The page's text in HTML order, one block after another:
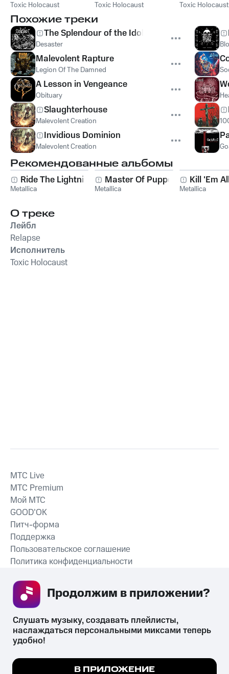
Toxic Holocaust Toxic Holocaust Toxic Holocaust
Похожие треки
The Splendour of the Idols
Desaster
Malevolent Rapture
Legion Of The Damned
A Lesson in Vengeance
Obituary
Slaughterhouse
Malevolent Creation
Invidious Dominion
Malevolent Creation
Рекомендованные альбомы
Ride The Lightning
Metallica
Master Of Puppets
Metallica
Kill 'Em
Metallica
О треке
Лейбл
Relapse
Исполнитель
Toxic Holocaust
СКАЧАТЬ ПРИЛОЖЕНИЕ
MTС Live
MTС Premium
Мой МТС
GOOD’OK
Питч-форма
Поддержка
Пользовательское соглашение
Политика конфиденциальности
психотропных веществ, их аналогов причиняет вред здоровью,
их незаконный оборот запрещён и влечёт установленную
Мы используем куки, чтобы на сайте все
Слушать музыку, создавать плейлисты,
наслаждаться персональными миксами теперь
удобно!
В ПРИЛОЖЕНИЕ